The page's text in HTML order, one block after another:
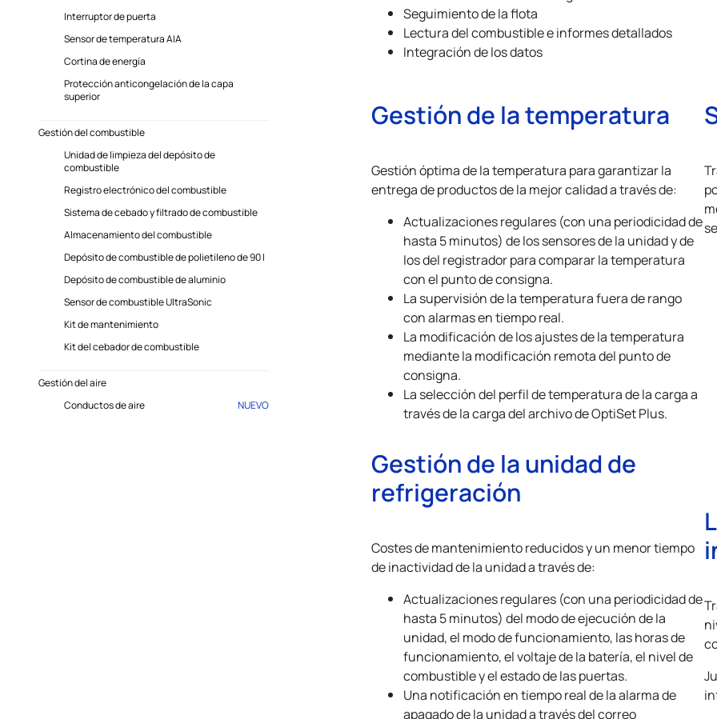
Interruptor de puerta
Sensor de temperatura AIA
Cortina de energía
Protección anticongelación de la capa
superior
Gestión del combustible
Unidad de limpieza del depósito de
combustible
Registro electrónico del combustible
Sistema de cebado y filtrado de combustible
Almacenamiento del combustible
Depósito de combustible de polietileno de 90 l
Depósito de combustible de aluminio
Sensor de combustible UltraSonic
Kit de mantenimiento
Kit del cebador de combustible
Gestión del aire
Conductos de aire
NUEVO
Seguimiento de la flota
Lectura del combustible e informes detallados
Integración de los datos
Gestión de la temperatura
Gestión óptima de la temperatura para garantizar la
entrega de productos de la mejor calidad a través de:
Actualizaciones regulares (con una periodicidad de
hasta 5 minutos) de los sensores de la unidad y de
los del registrador para comparar la temperatura
con el punto de consigna.
La supervisión de la temperatura fuera de rango
con alarmas en tiempo real.
La modificación de los ajustes de la temperatura
mediante la modificación remota del punto de
consigna.
La selección del perfil de temperatura de la carga a
través de la carga del archivo de OptiSet Plus.
Gestión de la unidad de
refrigeración
Costes de mantenimiento reducidos y un menor tiempo
de inactividad de la unidad a través de:
Actualizaciones regulares (con una periodicidad de
hasta 5 minutos) del modo de ejecución de la
unidad, el modo de funcionamiento, las horas de
funcionamiento, el voltaje de la batería, el nivel de
combustible y el estado de las puertas.
Una notificación en tiempo real de la alarma de
apagado de la unidad a través del correo